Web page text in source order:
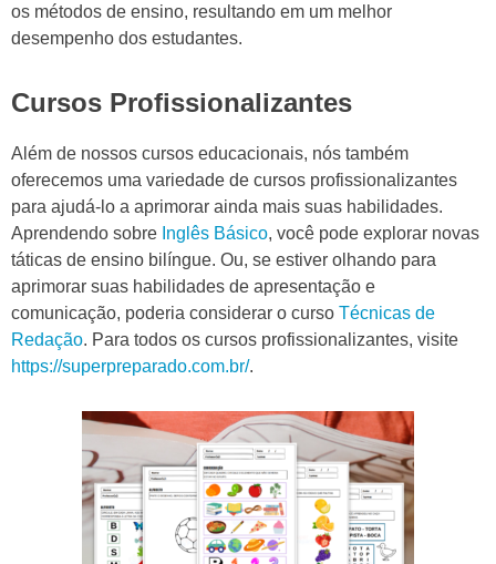
os métodos de ensino, resultando em um melhor
desempenho dos estudantes.
Cursos Profissionalizantes
Além de nossos cursos educacionais, nós também
oferecemos uma variedade de cursos profissionalizantes
para ajudá-lo a aprimorar ainda mais suas habilidades.
Aprendendo sobre Inglês Básico, você pode explorar novas
táticas de ensino bilíngue. Ou, se estiver olhando para
aprimorar suas habilidades de apresentação e
comunicação, poderia considerar o curso Técnicas de
Redação. Para todos os cursos profissionalizantes, visite
https://superpreparado.com.br/.